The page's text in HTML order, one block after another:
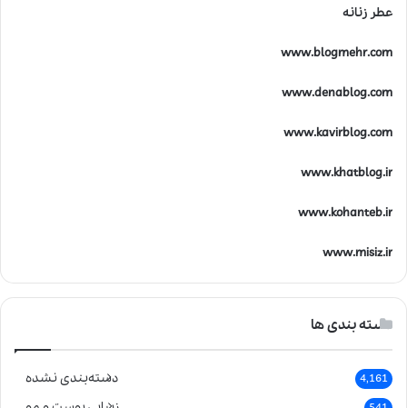
عطر زنانه
www.blogmehr.com
www.denablog.com
www.kavirblog.com
www.khatblog.ir
www.kohanteb.ir
www.misiz.ir
دسته بندی ها
دسته‌بندی نشده 4,161